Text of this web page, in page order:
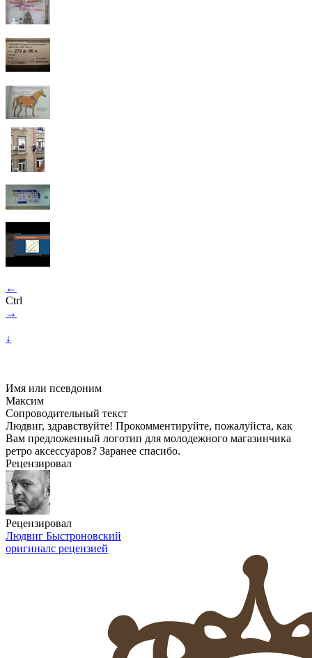
←
Ctrl
→
↓
Имя или псевдоним
Максим
Сопроводительный текст
Людвиг, здравствуйте! Прокомментируйте, пожалуйста, как
Вам предложенный логотип для молодежного магазинчика
ретро аксессуаров? Заранее спасибо.
Рецензировал
Рецензировал
Людвиг Быстроновский
оригиналс рецензией